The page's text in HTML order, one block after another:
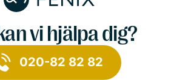
vi hjälpa dig?
020-82 82 82